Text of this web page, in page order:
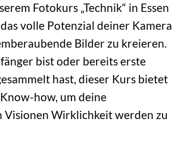
Fotokurs „Technik“ in Essen
volle Potenzial deiner Kamera
Bilder zu kreieren.
bist oder bereits erste
hast, dieser Kurs bietet
how, um deine
Visionen Wirklichkeit werden zu